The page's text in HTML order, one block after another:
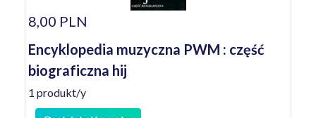
8,00 PLN
Encyklopedia muzyczna PWM : część
biograficzna hij
1 produkt/y